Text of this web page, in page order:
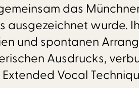
das
wurde.
und spontanen
Ausdrucks,
Vocal